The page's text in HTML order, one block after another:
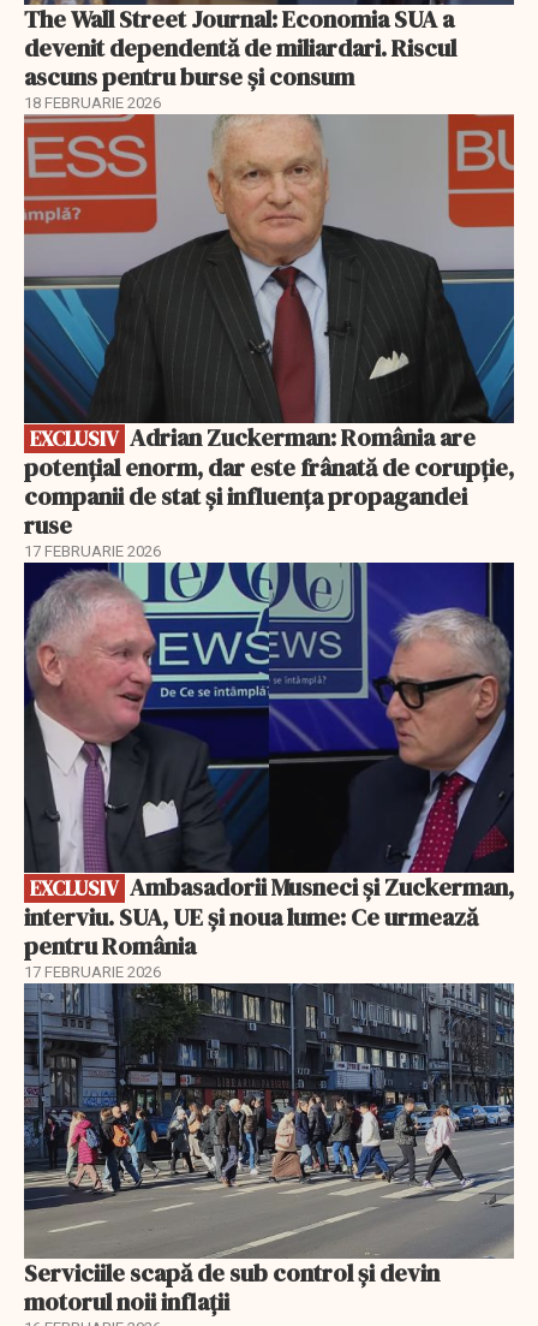
The Wall Street Journal: Economia SUA a
devenit dependentă de miliardari. Riscul
ascuns pentru burse și consum
18 FEBRUARIE 2026
EXCLUSIV
EXCLUSIV
potențial enorm, dar este frânată de corupție,
companii de stat și influența propagandei
ruse
17 FEBRUARIE 2026
EXCLUSIV
EXCLUSIV
interviu. SUA, UE și noua lume: Ce urmează
pentru România
17 FEBRUARIE 2026
Serviciile scapă de sub control și devin
motorul noii inflații